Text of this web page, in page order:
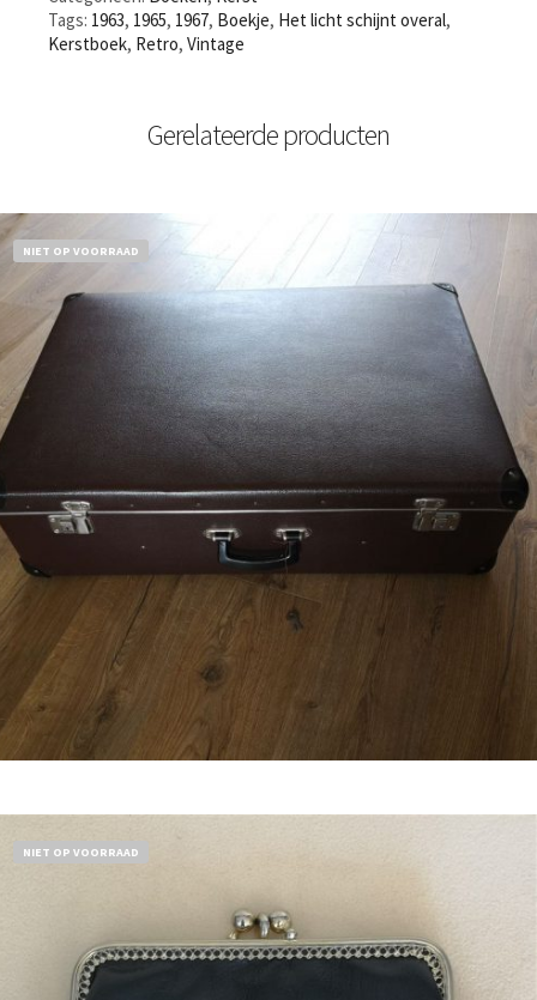
Tags: 1963, 1965, 1967, Boekje, Het licht schijnt overal,
Kerstboek, Retro, Vintage
Gerelateerde producten
NIET OP VOORRAAD
€32,50
NIET OP VOORRAAD